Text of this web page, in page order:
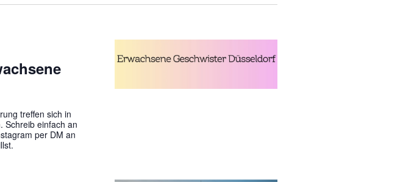
treffen sich in
Schreib einfach an
per DM an